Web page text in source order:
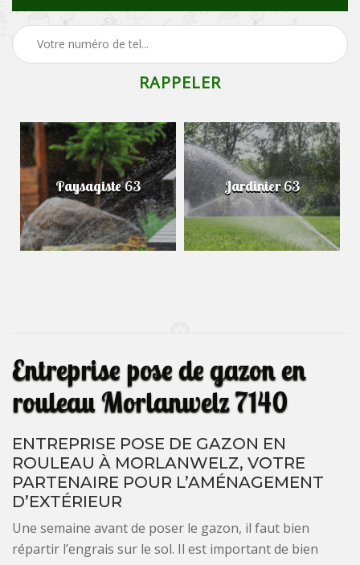
Paysagiste 63 Jardinier 63
Entreprise pose de gazon en
rouleau Morlanwelz 7140
ENTREPRISE POSE DE GAZON EN
ROULEAU À MORLANWELZ, VOTRE
PARTENAIRE POUR L’AMÉNAGEMENT
D’EXTÉRIEUR
Une semaine avant de poser le gazon, il faut bien
répartir l’engrais sur le sol. Il est important de bien